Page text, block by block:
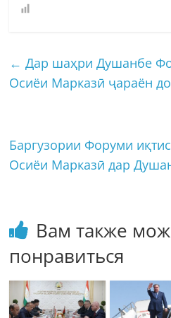
← Дар шаҳри Душанбе
Осиёи Марказӣ ҷараён
Баргузории Форуми
Осиёи Марказӣ дар
Вам также
понравиться